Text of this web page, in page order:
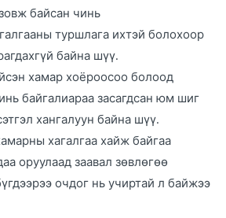
байсан чинь
туршлага ихтэй болохоор
байна шүү.
хамар хоёроосоо болоод
байгалиараа засагдсан юм шиг
хангалуун байна шүү.
хагалгаа хайж байгаа
оруулаад заавал зөвлөгөө
очдог нь учиртай л байжээ